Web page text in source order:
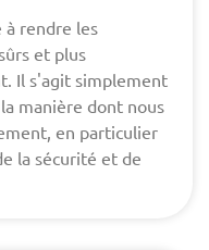
rendre les
et plus
Il s'agit simplement
manière dont nous
en particulier
la sécurité et de